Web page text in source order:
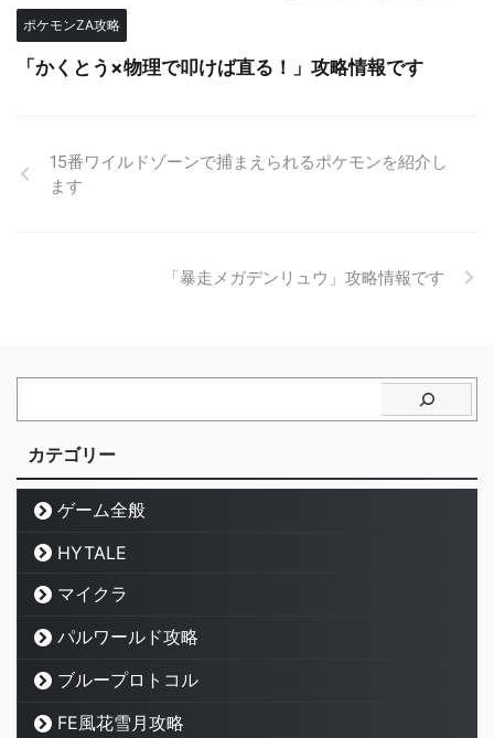
ポケモンZA攻略
「かくとう×物理で叩けば直る！」攻略情報です
15番ワイルドゾーンで捕まえられるポケモンを紹介し
ます
「暴走メガデンリュウ」攻略情報です
カテゴリー
ゲーム全般
HYTALE
マイクラ
パルワールド攻略
ブループロトコル
FE風花雪月攻略